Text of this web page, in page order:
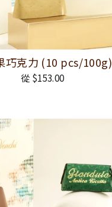
巧克力 (10 pcs/100g)
從 $153.00